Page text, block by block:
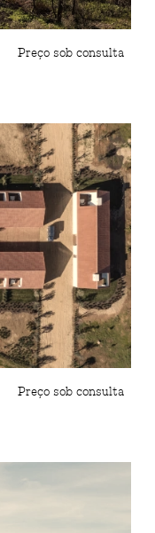
Preço sob consulta
Preço sob consulta